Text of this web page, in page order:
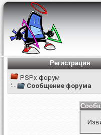
Регистрация
PSPx форум
Сообщение форума